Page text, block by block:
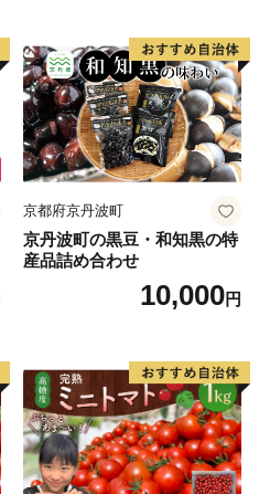
京都府京丹波町
京丹波町の黒豆・和知黒の特
産品詰め合わせ
10,000円